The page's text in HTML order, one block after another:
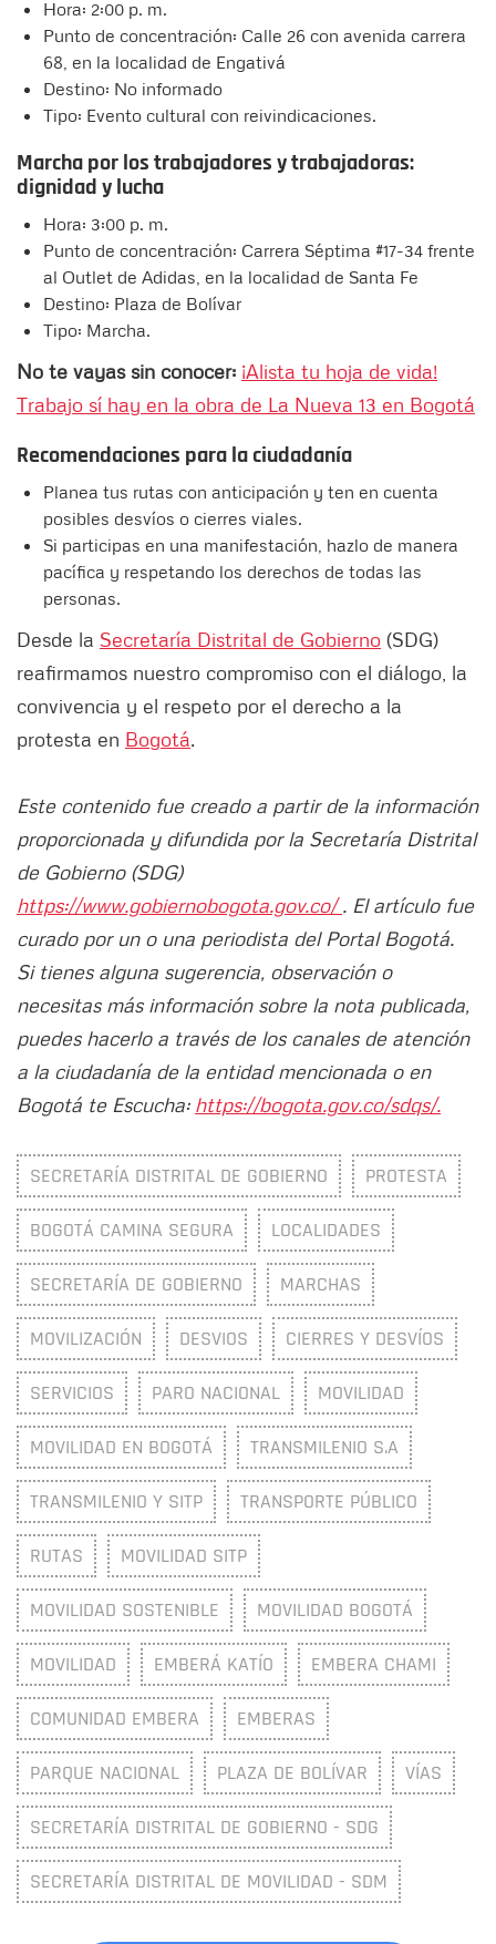
Hora: 2:00 p. m.
Punto de concentración: Calle 26 con avenida carrera
68, en la localidad de Engativá
Destino: No informado
Tipo: Evento cultural con reivindicaciones.
Marcha por los trabajadores y trabajadoras:
dignidad y lucha
Hora: 3:00 p. m.
Punto de concentración: Carrera Séptima #17-34 frente
al Outlet de Adidas, en la localidad de Santa Fe
Destino: Plaza de Bolívar
Tipo: Marcha.
No te vayas sin conocer: ¡Alista tu hoja de vida!
Trabajo sí hay en la obra de La Nueva 13 en Bogotá
Recomendaciones para la ciudadanía
Planea tus rutas con anticipación y ten en cuenta
posibles desvíos o cierres viales.
Si participas en una manifestación, hazlo de manera
pacífica y respetando los derechos de todas las
personas.
Desde la Secretaría Distrital de Gobierno (SDG)
reafirmamos nuestro compromiso con el diálogo, la
convivencia y el respeto por el derecho a la
protesta en Bogotá.
Este contenido fue creado a partir de la información
proporcionada y difundida por la Secretaría Distrital
de Gobierno (SDG)
https://www.gobiernobogota.gov.co/. El artículo fue
curado por un o una periodista del Portal Bogotá.
Si tienes alguna sugerencia, observación o
necesitas más información sobre la nota publicada,
puedes hacerlo a través de los canales de atención
a la ciudadanía de la entidad mencionada o en
Bogotá te Escucha: https://bogota.gov.co/sdqs/.
SECRETARÍA DISTRITAL DE GOBIERNO PROTESTA
BOGOTÁ CAMINA SEGURA LOCALIDADES
SECRETARÍA DE GOBIERNO MARCHAS
MOVILIZACIÓN DESVIOS CIERRES Y DESVÍOS
SERVICIOS PARO NACIONAL MOVILIDAD
MOVILIDAD EN BOGOTÁ TRANSMILENIO S.A
TRANSMILENIO Y SITP TRANSPORTE PÚBLICO
RUTAS MOVILIDAD SITP
MOVILIDAD SOSTENIBLE MOVILIDAD BOGOTÁ
MOVILIDAD EMBERÁ KATÍO EMBERA CHAMI
COMUNIDAD EMBERA EMBERAS
PARQUE NACIONAL PLAZA DE BOLÍVAR VÍAS
SECRETARÍA DISTRITAL DE GOBIERNO - SDG
SECRETARÍA DISTRITAL DE MOVILIDAD - SDM